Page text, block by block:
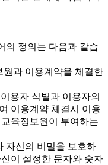
의 정의는 다음과 같습
과 이용계약을 체결한
용자 식별과 이용자의
이용계약 체결시 이용
육정보원이 부여하는
자신의 비밀을 보호하
이 설정한 문자와 숫자